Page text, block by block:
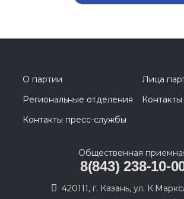
О партии
Лица
Региональные отделения
Контакты пресс-службы
Общественная
8(843) 238-10-
420111, г. Казань, ул.